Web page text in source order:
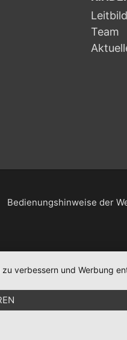
Team
Bedienungshinweise der
verbessern und Werbung